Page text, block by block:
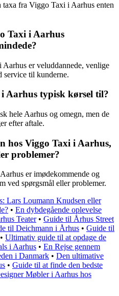
fra Viggo Taxi i Aarhus enten
Taxi i Aarhus
er veluddannede, venlige
service til kunderne.
Aarhus typisk kørsel til?
hele Aarhus og omegn, men de
efter aftale.
hos Viggo Taxi i Aarhus,
problemer?
er imødekommende og
ved spørgsmål eller problemer.
Lars Loumann Knudsen eller
• En dybdegående oplevelse
Teater• Guide til Århus Street
til Deichmann i Århus • Guide til
• Ultimativ guide til at opdage de
i Aarhus • En Rejse gennem
i Danmark • Den ultimative
• Guide til at finde den bedste
Møbler i Aarhus hos